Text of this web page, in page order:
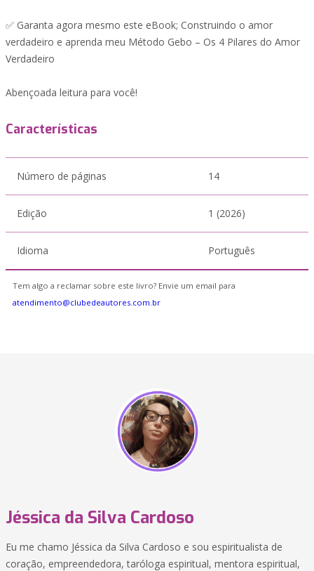
✅ Garanta agora mesmo este eBook; Construindo o amor
verdadeiro e aprenda meu Método Gebo – Os 4 Pilares do Amor
Verdadeiro
Abençoada leitura para você!
Características
Número de páginas 14
Edição 1 (2026)
Idioma Português
Tem algo a reclamar sobre este livro? Envie um email para
atendimento@clubedeautores.com.br
Jéssica da Silva Cardoso
Eu me chamo Jéssica da Silva Cardoso e sou espiritualista de
coração, empreendedora, taróloga espiritual, mentora espiritual,